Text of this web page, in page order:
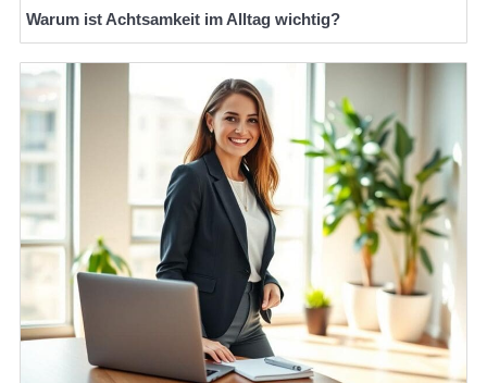
Warum ist Achtsamkeit im Alltag wichtig?